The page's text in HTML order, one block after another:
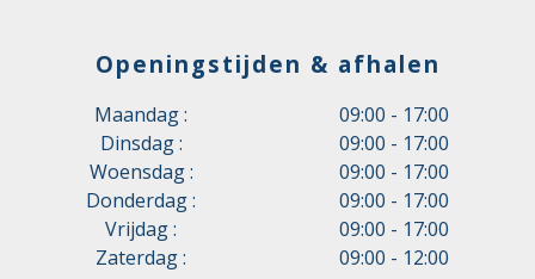
Openingstijden & afhalen
Maandag :
09:00 - 17:00
Dinsdag :
09:00 - 17:00
Woensdag :
09:00 - 17:00
Donderdag :
09:00 - 17:00
Vrijdag :
09:00 - 17:00
Zaterdag :
09:00 - 12:00